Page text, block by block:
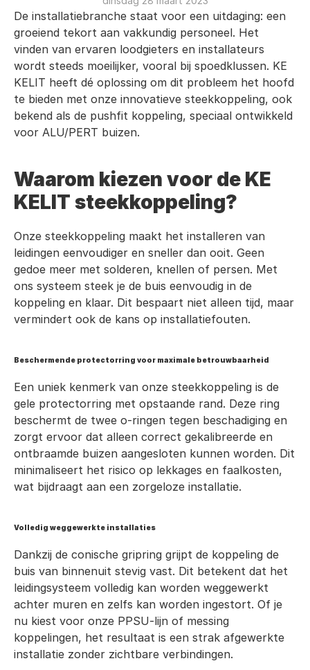
De installatiebranche staat voor een uitdaging: een
groeiend tekort aan vakkundig personeel. Het
vinden van ervaren loodgieters en installateurs
wordt steeds moeilijker, vooral bij spoedklussen. KE
KELIT heeft dé oplossing om dit probleem het hoofd
te bieden met onze innovatieve steekkoppeling, ook
bekend als de pushfit koppeling, speciaal ontwikkeld
voor ALU/PERT buizen.
Waarom kiezen voor de KE
KELIT steekkoppeling?
Onze steekkoppeling maakt het installeren van
leidingen eenvoudiger en sneller dan ooit. Geen
gedoe meer met solderen, knellen of persen. Met
ons systeem steek je de buis eenvoudig in de
koppeling en klaar. Dit bespaart niet alleen tijd, maar
vermindert ook de kans op installatiefouten.
Beschermende protectorring voor maximale betrouwbaarheid
Een uniek kenmerk van onze steekkoppeling is de
gele protectorring met opstaande rand. Deze ring
beschermt de twee o-ringen tegen beschadiging en
zorgt ervoor dat alleen correct gekalibreerde en
ontbraamde buizen aangesloten kunnen worden. Dit
minimaliseert het risico op lekkages en faalkosten,
wat bijdraagt aan een zorgeloze installatie.
Volledig weggewerkte installaties
Dankzij de conische gripring grijpt de koppeling de
buis van binnenuit stevig vast. Dit betekent dat het
leidingsysteem volledig kan worden weggewerkt
achter muren en zelfs kan worden ingestort. Of je
nu kiest voor onze PPSU-lijn of messing
koppelingen, het resultaat is een strak afgewerkte
installatie zonder zichtbare verbindingen.